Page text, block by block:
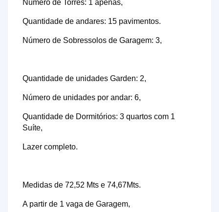
Número de Torres: 1 apenas,
Quantidade de andares: 15 pavimentos.
Número de Sobressolos de Garagem: 3,
Quantidade de unidades Garden: 2,
Número de unidades por andar: 6,
Quantidade de Dormitórios: 3 quartos com 1
Suíte,
Lazer completo.
Medidas de 72,52 Mts e 74,67Mts.
A partir de 1 vaga de Garagem,